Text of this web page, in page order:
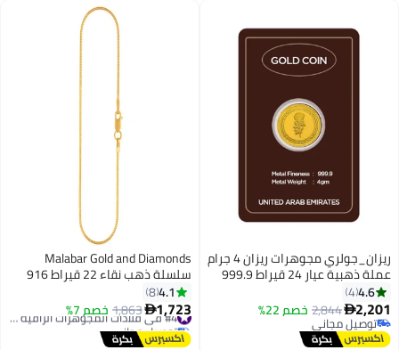
ريزان_جولري مجوهرات ريزان 4 جرام
عملة ذهبية عيار 24 قيراط 999.9
زهرة و تصميم مبنى تراثي الإمارات
العربية المتحدة
4.6
4
2,201
2,844خصم 22%
توصيل مجاني
توصيل مجاني
Malabar Gold and Diamonds
سلسلة ذهب نقاء 22 قيراط 916
AICHBKF25P09
4.1
8
1,723
1,863خصم 7%
توصيل مجاني